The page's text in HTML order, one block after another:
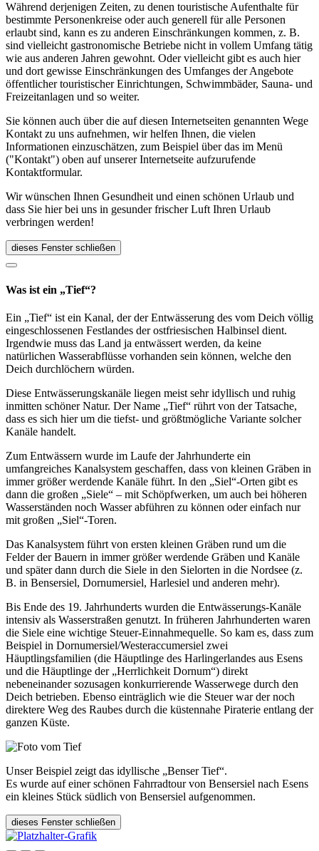
Während derjenigen Zeiten, zu denen touristische Aufenthalte für
bestimmte Personenkreise oder auch generell für alle Personen
erlaubt sind, kann es zu anderen Einschränkungen kommen, z. B.
sind vielleicht gastronomische Betriebe nicht in vollem Umfang tätig
wie aus anderen Jahren gewohnt. Oder vielleicht gibt es auch hier
und dort gewisse Einschränkungen des Umfanges der Angebote
öffentlicher touristischer Einrichtungen, Schwimmbäder, Sauna- und
Freizeitanlagen und so weiter.
Sie können auch über die auf diesen Internetseiten genannten Wege
Kontakt zu uns aufnehmen, wir helfen Ihnen, die vielen
Informationen einzuschätzen, zum Beispiel über das im Menü
("Kontakt") oben auf unserer Internetseite aufzurufende
Kontaktformular.
Wir wünschen Ihnen Gesundheit und einen schönen Urlaub und
dass Sie hier bei uns in gesunder frischer Luft Ihren Urlaub
verbringen werden!
dieses Fenster schließen
Was ist ein „Tief“?
Ein „Tief“ ist ein Kanal, der der Entwässerung des vom Deich völlig
eingeschlossenen Festlandes der ostfriesischen Halbinsel dient.
Irgendwie muss das Land ja entwässert werden, da keine
natürlichen Wasserabflüsse vorhanden sein können, welche den
Deich durchlöchern würden.
Diese Entwässerungskanäle liegen meist sehr idyllisch und ruhig
inmitten schöner Natur. Der Name „Tief“ rührt von der Tatsache,
dass es sich hier um die tiefst- und größtmögliche Variante solcher
Kanäle handelt.
Zum Entwässern wurde im Laufe der Jahrhunderte ein
umfangreiches Kanalsystem geschaffen, dass von kleinen Gräben in
immer größer werdende Kanäle führt. In den „Siel“-Orten gibt es
dann die großen „Siele“ – mit Schöpfwerken, um auch bei höheren
Wasserständen noch Wasser abführen zu können oder einfach nur
mit großen „Siel“-Toren.
Das Kanalsystem führt von ersten kleinen Gräben rund um die
Felder der Bauern in immer größer werdende Gräben und Kanäle
und später dann durch die Siele in den Sielorten in die Nordsee (z.
B. in Bensersiel, Dornumersiel, Harlesiel und anderen mehr).
Bis Ende des 19. Jahrhunderts wurden die Entwässerungs-Kanäle
intensiv als Wasserstraßen genutzt. In früheren Jahrhunderten waren
die Siele eine wichtige Steuer-Einnahmequelle. So kam es, dass zum
Beispiel in Dornumersiel/Westeraccumersiel zwei
Häuptlingsfamilien (die Häuptlinge des Harlingerlandes aus Esens
und die Häuptlinge der „Herrlichkeit Dornum“) direkt
nebeneinander sozusagen konkurrierende Wasserwege durch den
Deich betrieben. Ebenso einträglich wie die Steuer war der noch
direktere Weg des Raubes durch die küstennahe Piraterie entlang der
ganzen Küste.
Unser Beispiel zeigt das idyllische „Benser Tief“.
Es wurde auf einer schönen Fahrradtour von Bensersiel nach Esens
ein kleines Stück südlich von Bensersiel aufgenommen.
dieses Fenster schließen